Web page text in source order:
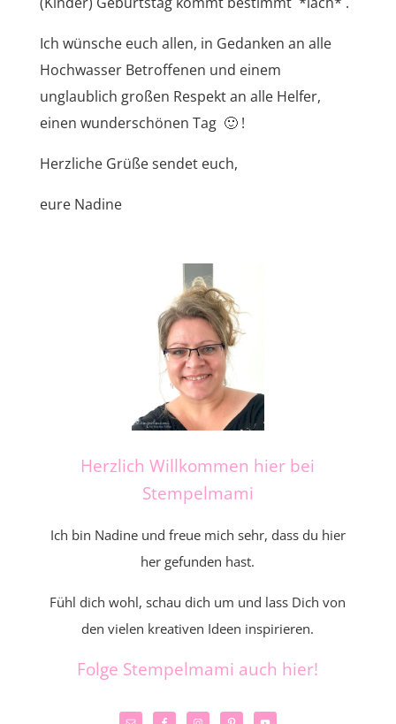
Ich wünsche euch allen, in Gedanken an alle
Hochwasser Betroffenen und einem
unglaublich großen Respekt an alle Helfer,
einen wunderschönen Tag 🙂 !
Herzliche Grüße sendet euch,
eure Nadine
Herzlich Willkommen hier bei
Stempelmami
Ich bin Nadine und freue mich sehr, dass du hier
her gefunden hast.
Fühl dich wohl, schau dich um und lass Dich von
den vielen kreativen Ideen inspirieren.
Folge Stempelmami auch hier!